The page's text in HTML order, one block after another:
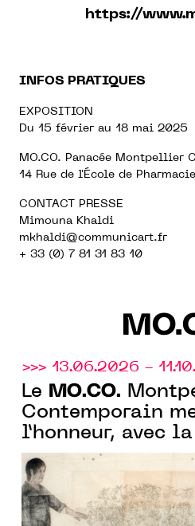
https://
INFOS PRATIQUES
EXPOSITION
Du 15 février au 18 mai 2025
MO.CO. Panacée Montpellier
14 Rue de l'École de
CONTACT PRESSE
Mimouna Khaldi
mkhaldi@communicart.fr
+ 33 (0) 7 81 31 83 10
>>> 13.06.2026 -
Le MO.CO.
Contemporain
l’honneur, avec
de Kiki Smith et
l'exposition
de peau"